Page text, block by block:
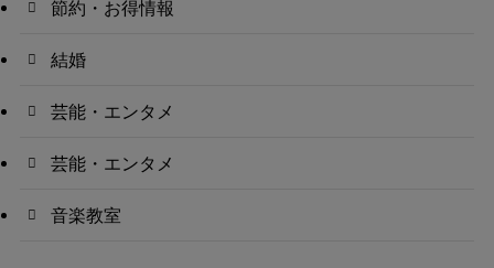
節約・お得情報
結婚
芸能・エンタメ
芸能・エンタメ
音楽教室